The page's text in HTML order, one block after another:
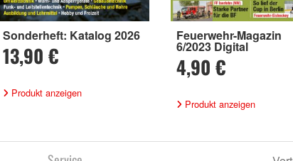
Sonderheft: Katalog 2026
13,90 €
Produkt anzeigen
Feuerwehr-Magazin
6/2023 Digital
4,90 €
Produkt anzeigen